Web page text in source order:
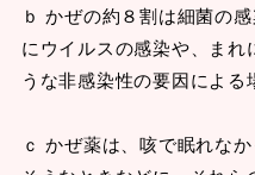
ｂ かぜの約８割は細菌の
にウイルスの感染や、まれ
うな非感染性の要因による
ｃ かぜ薬は、咳で眠れな